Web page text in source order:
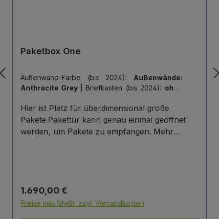
Paketbox One
Außenwand-Farbe (bis 2024): Außenwände:
Anthracite Grey
Briefkasten (bis 2024): ohne
Hintertür | Tiefe der Paketbox (bis 2024):
cm Außenmaß (Standard) | Tür-Farbe (bis
2024):Tür: Anthracite Grey
Hier ist Platz für überdimensional große
Pakete.Pakettür kann genau einmal geöffnet
werden, um Pakete zu empfangen. Mehr
Die Tür wird immer mit einem Halbzylinder
ausgestattet. Das heißt, Sie können den selben
Regulärer Preis:
1.690,00 €
Preise inkl. MwSt. zzgl. Versandkosten